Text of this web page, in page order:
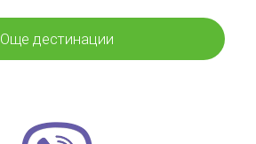
Още дестинации